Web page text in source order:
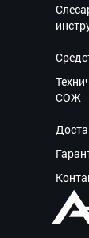
СОЖ